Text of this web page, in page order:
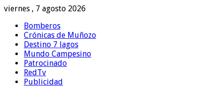
viernes , 7 agosto 2026
Bomberos
Crónicas de Muñozo
Destino 7 lagos
Mundo Campesino
Patrocinado
RedTv
Publicidad